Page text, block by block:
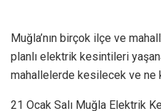
Muğla’nın birçok ilçe ve
planlı elektrik kesintileri
mahallelerde kesilecek ve ne
21 Ocak Salı Muğla Elektrik